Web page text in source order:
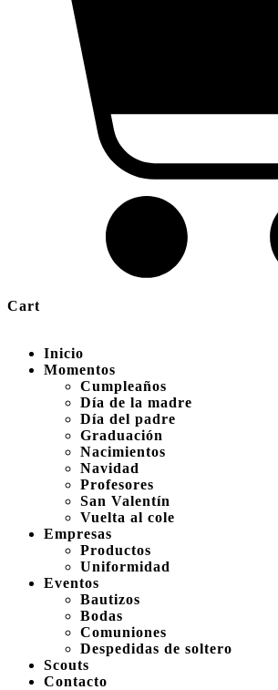
Cart
Inicio
Momentos
Cumpleaños
Día de la madre
Día del padre
Graduación
Nacimientos
Navidad
Profesores
San Valentín
Vuelta al cole
Empresas
Productos
Uniformidad
Eventos
Bautizos
Bodas
Comuniones
Despedidas de soltero
Scouts
Contacto